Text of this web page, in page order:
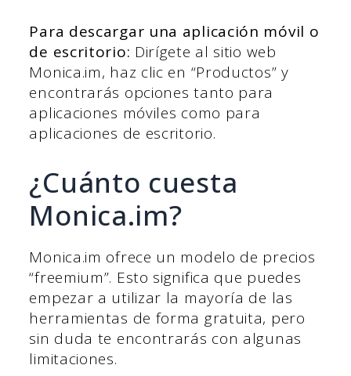
Para descargar una aplicación móvil o
de escritorio: Dirígete al sitio web
Monica.im, haz clic en “Productos” y
encontrarás opciones tanto para
aplicaciones móviles como para
aplicaciones de escritorio.
¿Cuánto cuesta
Monica.im?
Monica.im ofrece un modelo de precios
“freemium”. Esto significa que puedes
empezar a utilizar la mayoría de las
herramientas de forma gratuita, pero
sin duda te encontrarás con algunas
limitaciones.